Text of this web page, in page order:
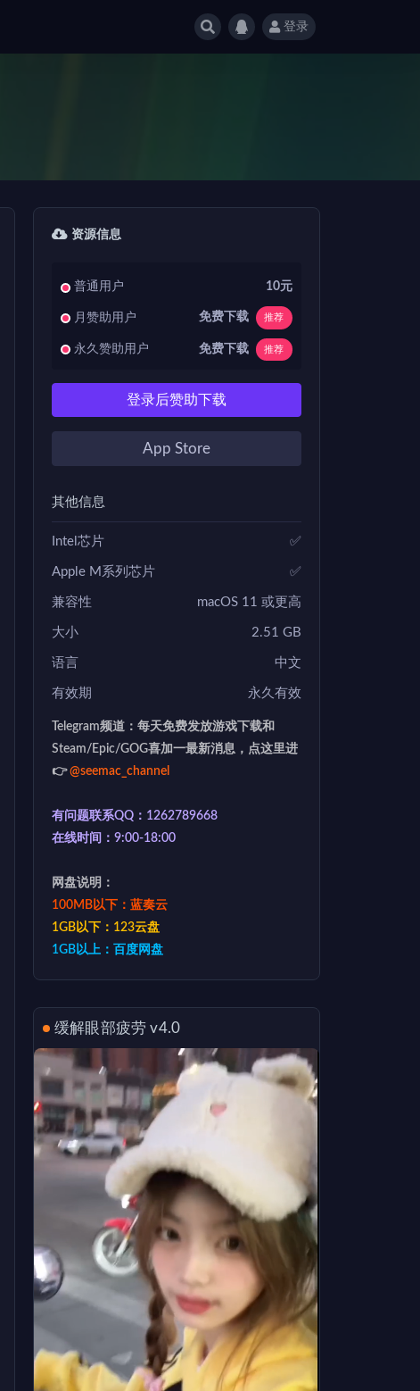
登录
资源信息
普通用户 10元
月赞助用户 免费下载 推荐
永久赞助用户 免费下载 推荐
登录后赞助下载
App Store
其他信息
Intel芯片 ✅
Apple M系列芯片 ✅
兼容性 macOS 11 或更高
大小 2.51 GB
语言 中文
有效期 永久有效
Telegram频道：每天免费发放游戏下载和
Steam/Epic/GOG喜加一最新消息，点这里进
👉@seemac_channel
有问题联系QQ：1262789668
在线时间：9:00-18:00
网盘说明：
100MB以下：蓝奏云
1GB以下：123云盘
1GB以上：百度网盘
缓解眼部疲劳 v4.0